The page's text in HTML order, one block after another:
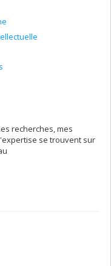
recherches, mes
se trouvent sur